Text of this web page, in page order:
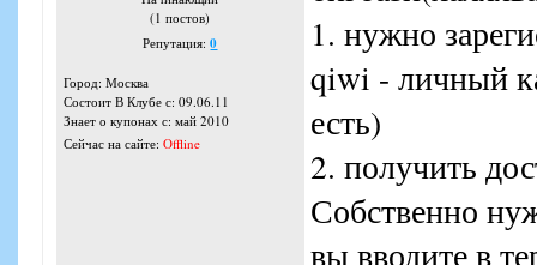
(1 постов)
Репутация:0
Город: Москва
Состоит В Клубе с: 09.06.11
Знает о купонах с: май 2010
Сейчас на сайте: Offline
1. нужно
qiwi - личный
есть)
2. получить
Собственно
вы вводите в